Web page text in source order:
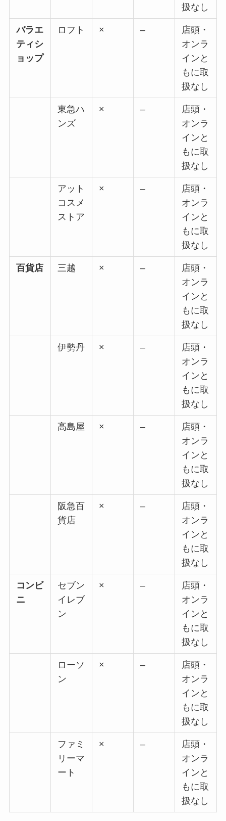
扱なし
バラエ
ティシ
ョップ
ロフト × –
店頭・
オンラ
インと
もに取
扱なし
東急ハ
ンズ
× –
店頭・
オンラ
インと
もに取
扱なし
アット
コスメ
ストア
× –
店頭・
オンラ
インと
もに取
扱なし
百貨店 三越 × –
店頭・
オンラ
インと
もに取
扱なし
伊勢丹 × –
店頭・
オンラ
インと
もに取
扱なし
高島屋 × –
店頭・
オンラ
インと
もに取
扱なし
阪急百
貨店
× –
店頭・
オンラ
インと
もに取
扱なし
コンビ
ニ
セブン
イレブ
ン
× –
店頭・
オンラ
インと
もに取
扱なし
ローソ
ン
× –
店頭・
オンラ
インと
もに取
扱なし
ファミ
リーマ
ート
× –
店頭・
オンラ
インと
もに取
扱なし